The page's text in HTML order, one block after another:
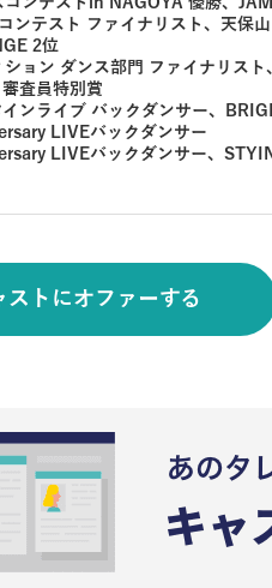
ンテスト ファイナリスト、天保
2位
ョン ダンス部門 ファイナリス
査員特別賞
ンライブ バックダンサー、
LIVEバックダンサー
LIVEバックダンサー、
ストにオファーする